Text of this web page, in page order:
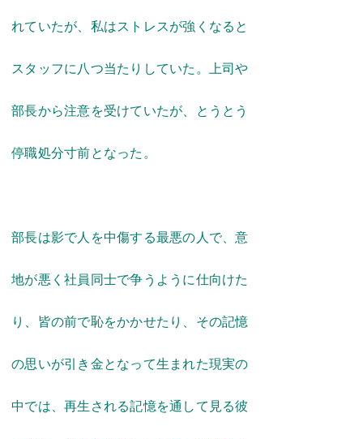
れていたが、私はストレスが強くなると
スタッフに八つ当たりしていた。上司や
部長から注意を受けていたが、とうとう
停職処分寸前となった。
部長は影で人を中傷する最悪の人で、意
地が悪く社員同士で争うように仕向けた
り、皆の前で恥をかかせたり、 その記憶
の思いが引き金となって生まれた現実の
中では、再生される記憶を通して 見る彼